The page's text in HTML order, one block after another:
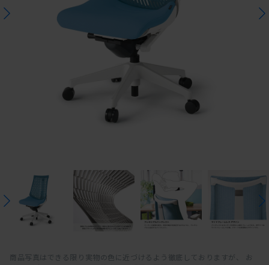
商品写真はできる限り実物の色に近づけるよう徹底しておりますが、 お